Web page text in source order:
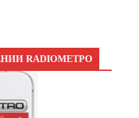
RADIOМЕТРО